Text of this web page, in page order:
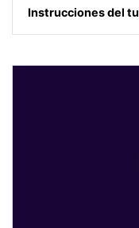
Instrucciones del